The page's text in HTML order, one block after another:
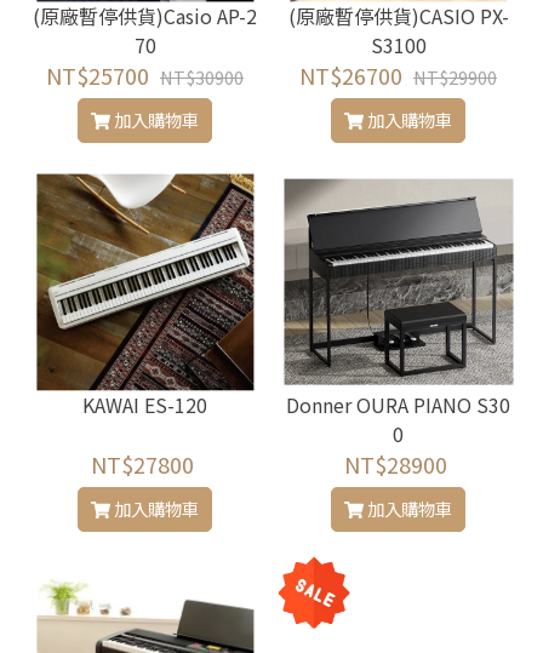
(原廠暫停供貨)Casio AP-2
70
NT$25700 NT$30900
加入購物車
(原廠暫停供貨)CASIO PX-
S3100
NT$26700 NT$29900
加入購物車
KAWAI ES-120
NT$27800
加入購物車
Donner OURA PIANO S30
0
NT$28900
加入購物車